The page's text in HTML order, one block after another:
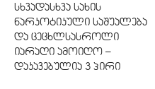
სხვადასხვა სახის
ნარკოტიკული საშუალება
და ცეცხლსასროლი
იარაღი ამოიღო –
დაკავებულია 3 პირი